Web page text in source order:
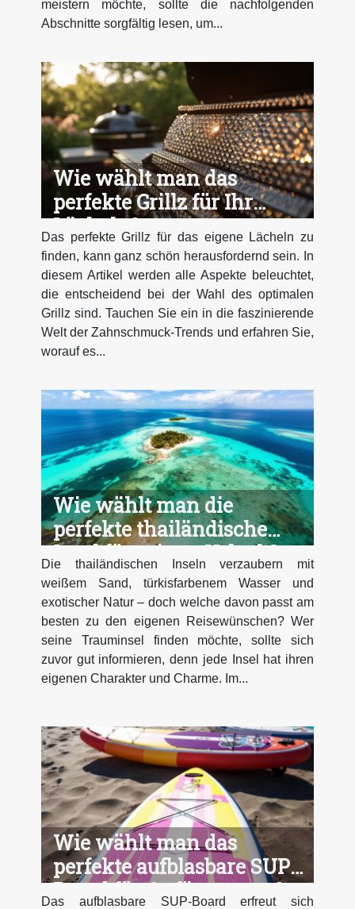
meistern möchte, sollte die nachfolgenden
Abschnitte sorgfältig lesen, um...
Wie wählt man das
perfekte Grillz für Ihr
Lächeln?
Das perfekte Grillz für das eigene Lächeln zu
finden, kann ganz schön herausfordernd sein. In
diesem Artikel werden alle Aspekte beleuchtet,
die entscheidend bei der Wahl des optimalen
Grillz sind. Tauchen Sie ein in die faszinierende
Welt der Zahnschmuck-Trends und erfahren Sie,
worauf es...
Wie wählt man die
perfekte thailändische
Insel für seinen Urlaub?
Die thailändischen Inseln verzaubern mit
weißem Sand, türkisfarbenem Wasser und
exotischer Natur – doch welche davon passt am
besten zu den eigenen Reisewünschen? Wer
seine Trauminsel finden möchte, sollte sich
zuvor gut informieren, denn jede Insel hat ihren
eigenen Charakter und Charme. Im...
Wie wählt man das
perfekte aufblasbare SUP-
Board für Anfänger aus?
Das aufblasbare SUP-Board erfreut sich